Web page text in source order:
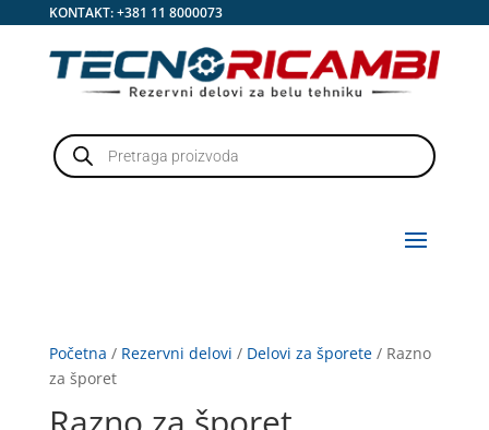
KONTAKT:+381 11 8000073
Products
search
Početna / Rezervni delovi / Delovi za šporete/ Razno
za šporet